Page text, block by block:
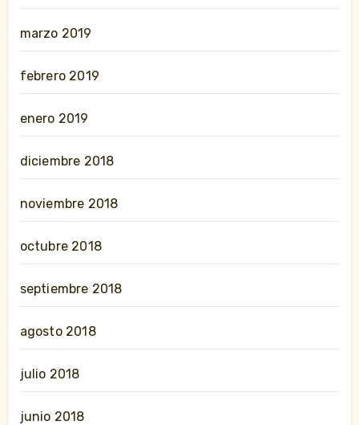
marzo 2019
febrero 2019
enero 2019
diciembre 2018
noviembre 2018
octubre 2018
septiembre 2018
agosto 2018
julio 2018
junio 2018